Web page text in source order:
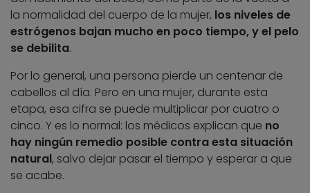
la normalidad del cuerpo de la mujer, los niveles de
estrógenos bajan mucho en poco tiempo, y el pelo
se debilita.
Por lo general, una persona pierde un centenar de
cabellos al día. Pero en una mujer, durante esta
etapa, esa cifra se puede multiplicar por cuatro o
cinco. Y es lo normal: los médicos explican que no
hay ningún remedio posible contra esta situación
natural, salvo dejar pasar el tiempo y esperar a que
se acabe.